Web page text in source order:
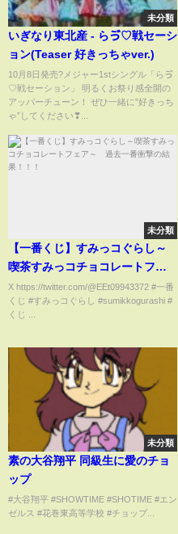
未分類
いぎなり東北産 - らゔ♡戦セーシ
ョン(Teaser 好きっちゃver.)
10月8日発売?メジャー1stシングル「らゔ
♡戦セーション」 明るくお祭り感全開の
アッパーチューン！ ぜひ一緒に”好きっち
ゃ”してください❣...
未分類
【一番くじ】すみっコぐらし～
喫茶すみっコチョコレートフェ
ア～ 過去一番衝撃の結
果！！！
X https://twitter.com/@EEt09943372 #一番
くじ #すみっコぐらし #sumikkogurashi #
くじ ...
未分類
素の大谷翔平 同級生に愛のチョ
ップ
#大谷翔平 #SHOWTIME #SHOTIME #エン
ゼルス #花巻東高等学校 #チョップ...